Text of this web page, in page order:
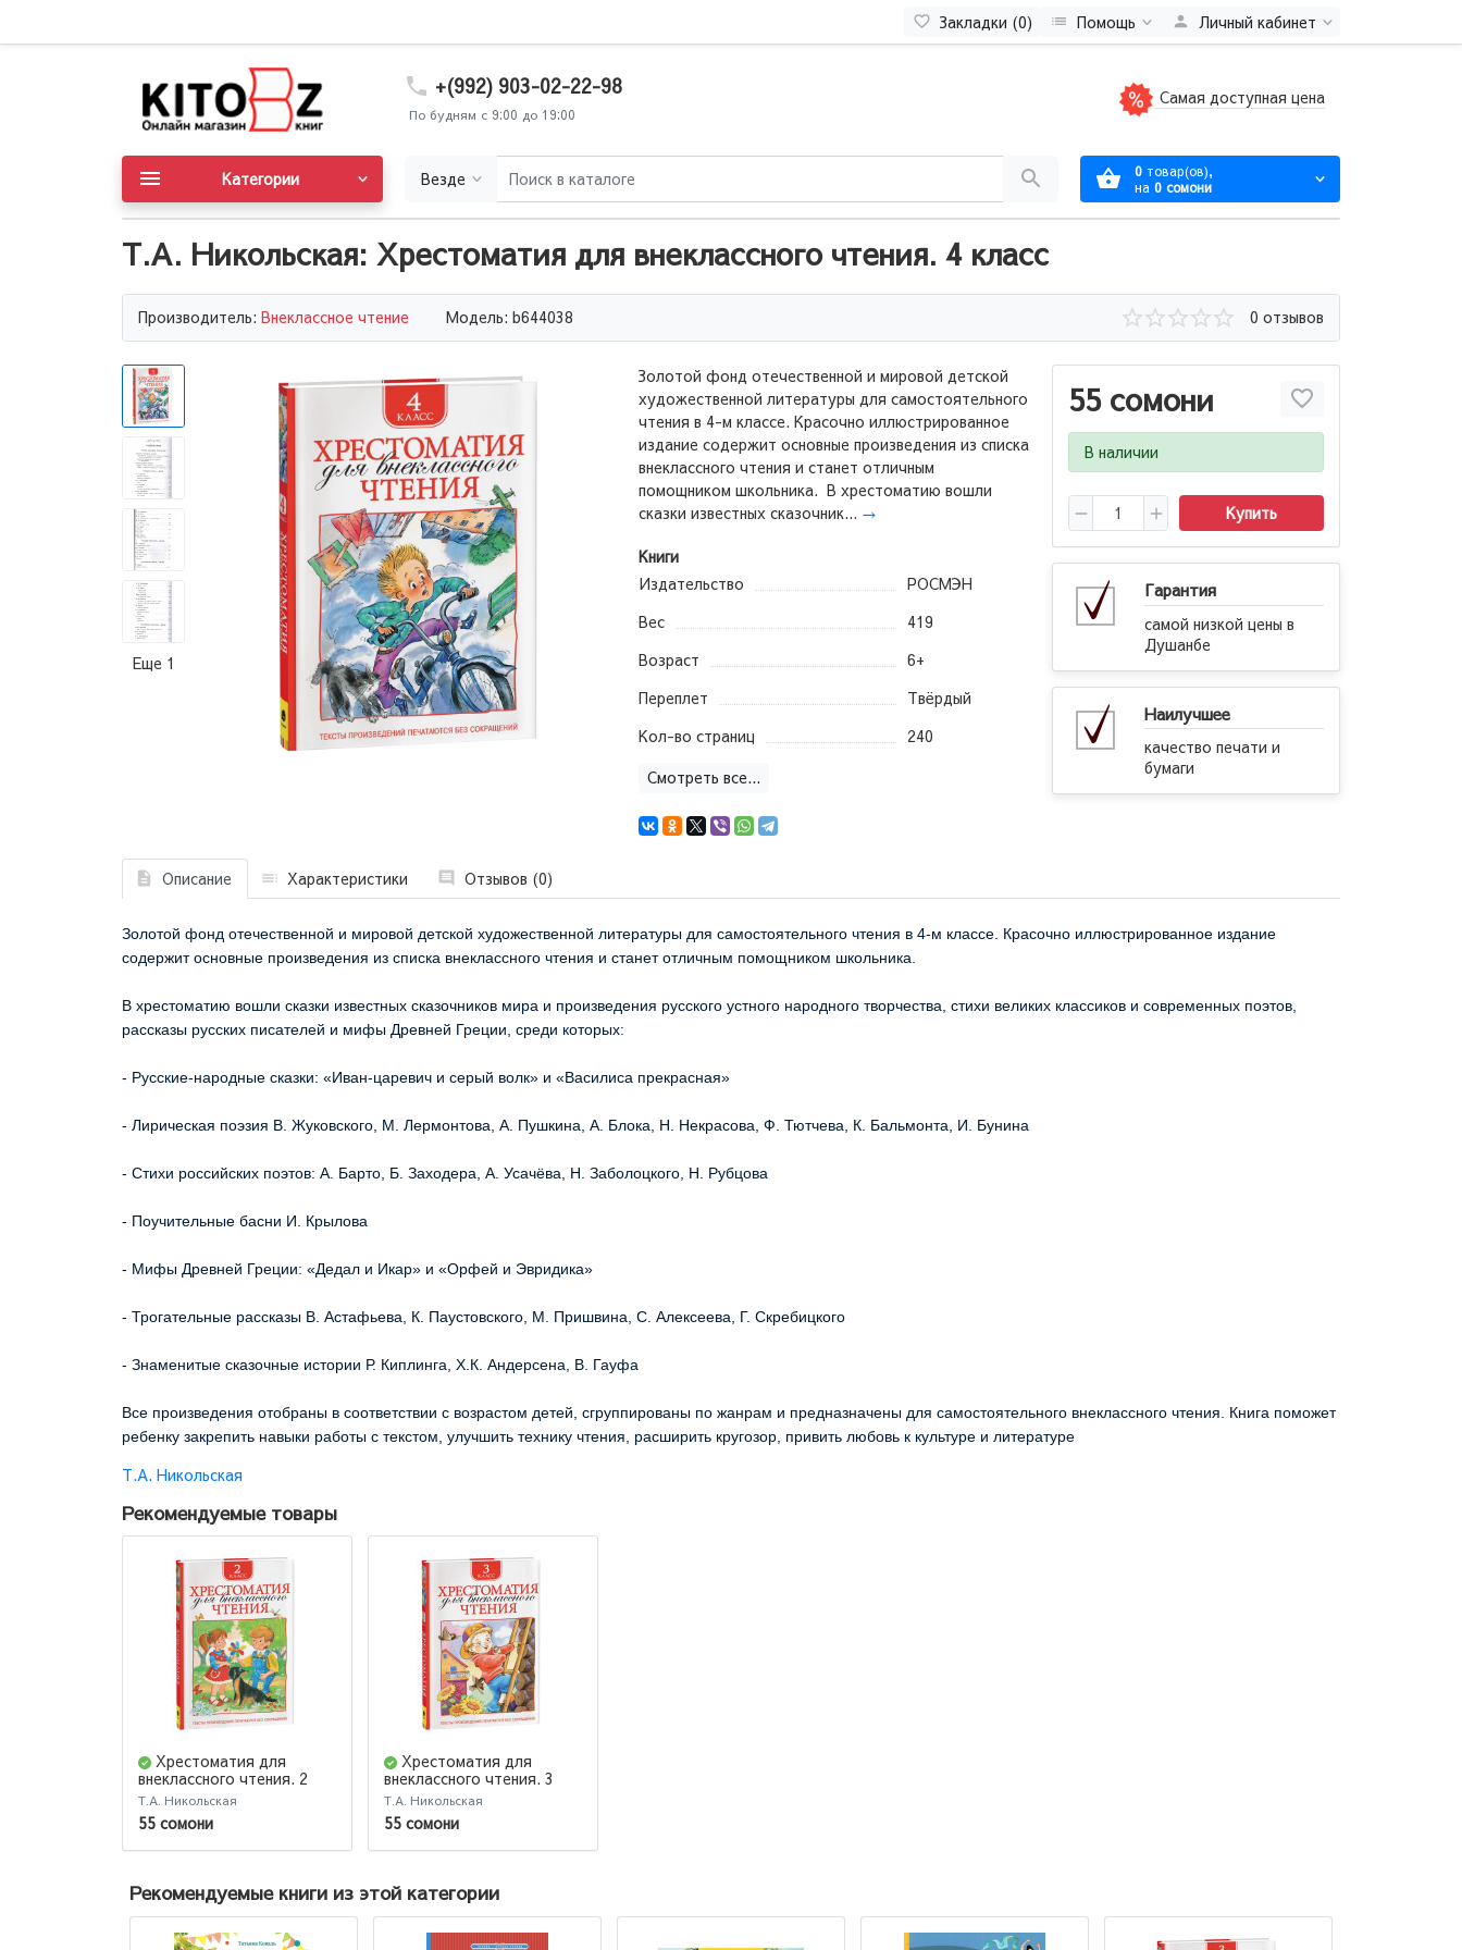
Закладки (0) Помощь Личный кабинет
+(992) 903-02-22-98
По будням с 9:00 до 19:00
Самая доступная цена
Везде 0 товар(ов),
на 0 сомони
Категории
Т.А. Никольская: Хрестоматия для внеклассного чтения. 4 класс
Производитель: Внеклассное чтение Модель: b644038 0 отзывов
Еще 1
55 сомони
В наличии
Купить
Гарантия
самой низкой цены в
Душанбе
Наилучшее
качество печати и
бумаги
Золотой фонд отечественной и мировой детской
художественной литературы для самостоятельного
чтения в 4-м классе. Красочно иллюстрированное
издание содержит основные произведения из списка
внеклассного чтения и станет отличным
помощником школьника. В хрестоматию вошли
сказки известных сказочник... →
Книги
Издательство
РОСМЭН
Вес
419
Возраст
6+
Переплет
Твёрдый
Кол-во страниц
240
Смотреть все...
Описание Характеристики Отзывов (0)
Золотой фонд отечественной и мировой детской художественной литературы для самостоятельного чтения в 4-м классе. Красочно иллюстрированное издание
содержит основные произведения из списка внеклассного чтения и станет отличным помощником школьника.
В хрестоматию вошли сказки известных сказочников мира и произведения русского устного народного творчества, стихи великих классиков и современных поэтов,
рассказы русских писателей и мифы Древней Греции, среди которых:
- Русские-народные сказки: «Иван-царевич и серый волк» и «Василиса прекрасная»
- Лирическая поэзия В. Жуковского, М. Лермонтова, А. Пушкина, А. Блока, Н. Некрасова, Ф. Тютчева, К. Бальмонта, И. Бунина
- Стихи российских поэтов: А. Барто, Б. Заходера, А. Усачёва, Н. Заболоцкого, Н. Рубцова
- Поучительные басни И. Крылова
- Мифы Древней Греции: «Дедал и Икар» и «Орфей и Эвридика»
- Трогательные рассказы В. Астафьева, К. Паустовского, М. Пришвина, С. Алексеева, Г. Скребицкого
- Знаменитые сказочные истории Р. Киплинга, Х.К. Андерсена, В. Гауфа
Все произведения отобраны в соответствии с возрастом детей, сгруппированы по жанрам и предназначены для самостоятельного внеклассного чтения. Книга поможет
ребенку закрепить навыки работы с текстом, улучшить технику чтения, расширить кругозор, привить любовь к культуре и литературе
Т.А. Никольская
Рекомендуемые товары
Хрестоматия для
внеклассного чтения. 2
класс
Т.А. Никольская
55 сомони
Хрестоматия для
внеклассного чтения. 3
класс
Т.А. Никольская
55 сомони
Рекомендуемые книги из этой категории